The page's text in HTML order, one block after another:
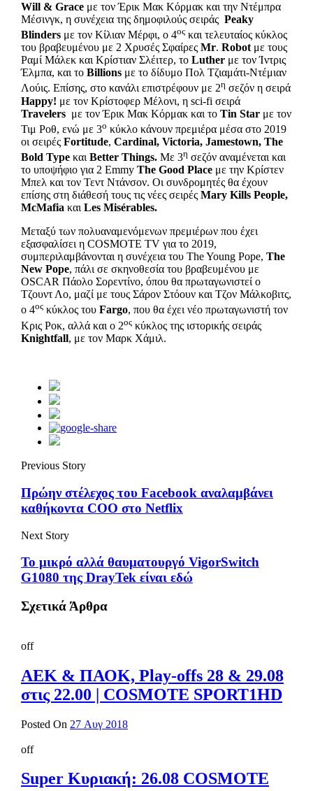
Will & Grace με τον Έρικ Μακ Kόρμακ και την Ντέμπρα
Μέσινγκ, η συνέχεια της δημοφιλούς σειράς Peaky
Blinders με τον Κίλιαν Μέρφι, ο 4ος και τελευταίος κύκλος
του βραβευμένου με 2 Χρυσές Σφαίρες Mr. Robotμε τους
Ραμί Μάλεκ και Κρίστιαν Σλέιτερ, το Luther με τον Ίντρις
Έλμπα, και το Billions με το δίδυμο Πολ Τζιαμάτι-Ντέμιαν
Λούις. Επίσης, στο κανάλι επιστρέφουν με 2η σεζόν η σειρά
Happy! με τον Κρίστοφερ Μέλονι, η sci-fi σειρά
Travelers με τον Έρικ Μακ Κόρμακ και το Tin Star με τον
Τιμ Ροθ, ενώ με 3ο κύκλο κάνουν πρεμιέρα μέσα στο 2019
οι σειρές Fortitude, Cardinal, Victoria, Jamestown, The
Bold Type καιBetter Things. Με 3η σεζόν αναμένεται και
το υποψήφιο για 2 Emmy The Good Place με την Κρίστεν
Μπελ και τον Τεντ Ντάνσον. Οι συνδρομητές θα έχουν
επίσης στη διάθεσή τους τις νέες σειρές Mary Kills People,
McMafia καιLes Misérables.
Μεταξύ των πολυαναμενόμενων πρεμιέρων που έχει
εξασφαλίσει η COSMOTE TV για το 2019,
συμπεριλαμβάνονται η συνέχεια του The Young Pope, The
New Pope, πάλι σε σκηνοθεσία του βραβευμένου με
OSCAR Πάολο Σορεντίνο, όπου θα πρωταγωνιστεί ο
Τζουντ Λο, μαζί με τους Σάρον Στόουν και Τζον Μάλκοβιτς,
ο 4ος κύκλος του Fargo, που θα έχει νέο πρωταγωνιστή τον
Κρις Ροκ, αλλά και ο 2ος κύκλος της ιστορικής σειράς
Knightfall, με τον Μαρκ Χάμιλ.
Previous Story
Πρώην στέλεχος του Facebook αναλαμβάνει
καθήκοντα COO στο Netflix
Next Story
Το μικρό αλλά θαυματουργό VigorSwitch
G1080 της DrayTek είναι εδώ
Σχετικά Άρθρα
off
ΑΕΚ & ΠΑΟΚ, Play-offs 28 & 29.08
στις 22.00 | COSMOTE SPORT1HD
Posted On 27 Αυγ 2018
off
Super Κυριακή: 26.08 COSMOTE